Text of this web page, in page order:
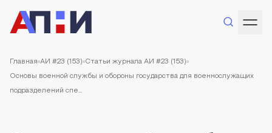
Главная АИ #23 (153) Статьи журнала АИ #23 (153)
Основы военной службы и обороны государства для военнослужащих
подразделений спе...